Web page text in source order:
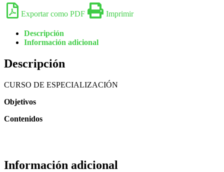
Exportar como PDF Imprimir
Descripción
Información adicional
Descripción
CURSO DE ESPECIALIZACIÓN
Objetivos
Contenidos
Información adicional